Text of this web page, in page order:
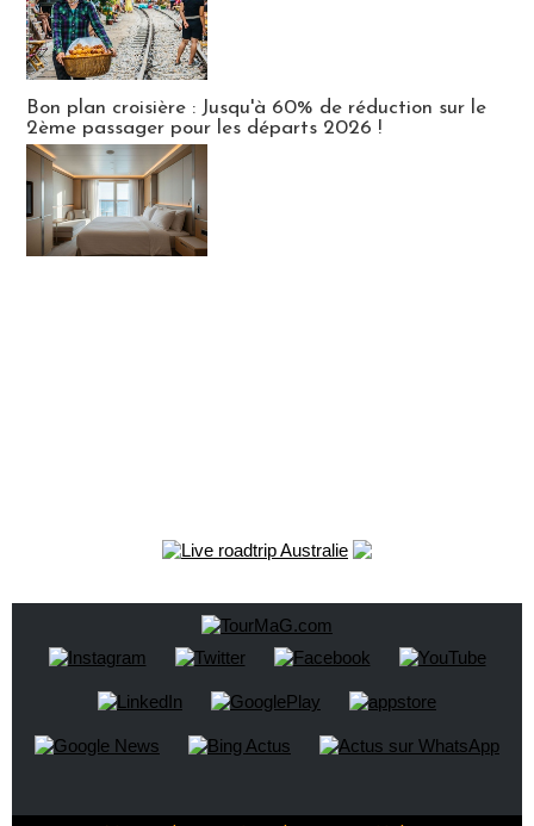
Bon plan croisière : Jusqu'à 60% de réduction sur le
2ème passager pour les départs 2026 !